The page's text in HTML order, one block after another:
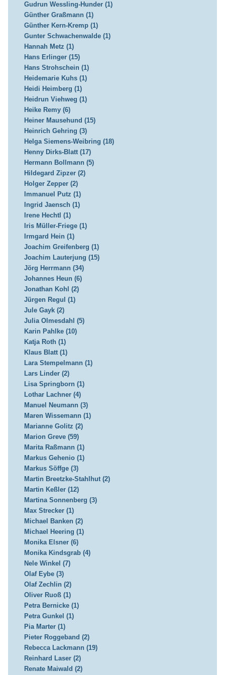
Gudrun Wessling-Hunder (1)
Günther Graßmann (1)
Günther Kern-Kremp (1)
Gunter Schwachenwalde (1)
Hannah Metz (1)
Hans Erlinger (15)
Hans Strohschein (1)
Heidemarie Kuhs (1)
Heidi Heimberg (1)
Heidrun Viehweg (1)
Heike Remy (6)
Heiner Mausehund (15)
Heinrich Gehring (3)
Helga Siemens-Weibring (18)
Henny Dirks-Blatt (17)
Hermann Bollmann (5)
Hildegard Zipzer (2)
Holger Zepper (2)
Immanuel Putz (1)
Ingrid Jaensch (1)
Irene Hechtl (1)
Iris Müller-Friege (1)
Irmgard Hein (1)
Joachim Greifenberg (1)
Joachim Lauterjung (15)
Jörg Herrmann (34)
Johannes Heun (6)
Jonathan Kohl (2)
Jürgen Regul (1)
Jule Gayk (2)
Julia Olmesdahl (5)
Karin Pahlke (10)
Katja Roth (1)
Klaus Blatt (1)
Lara Stempelmann (1)
Lars Linder (2)
Lisa Springborn (1)
Lothar Lachner (4)
Manuel Neumann (3)
Maren Wissemann (1)
Marianne Golitz (2)
Marion Greve (59)
Marita Raßmann (1)
Markus Gehenio (1)
Markus Söffge (3)
Martin Breetzke-Stahlhut (2)
Martin Keßler (12)
Martina Sonnenberg (3)
Max Strecker (1)
Michael Banken (2)
Michael Heering (1)
Monika Elsner (6)
Monika Kindsgrab (4)
Nele Winkel (7)
Olaf Eybe (3)
Olaf Zechlin (2)
Oliver Ruoß (1)
Petra Bernicke (1)
Petra Gunkel (1)
Pia Marter (1)
Pieter Roggeband (2)
Rebecca Lackmann (19)
Reinhard Laser (2)
Renate Maiwald (2)